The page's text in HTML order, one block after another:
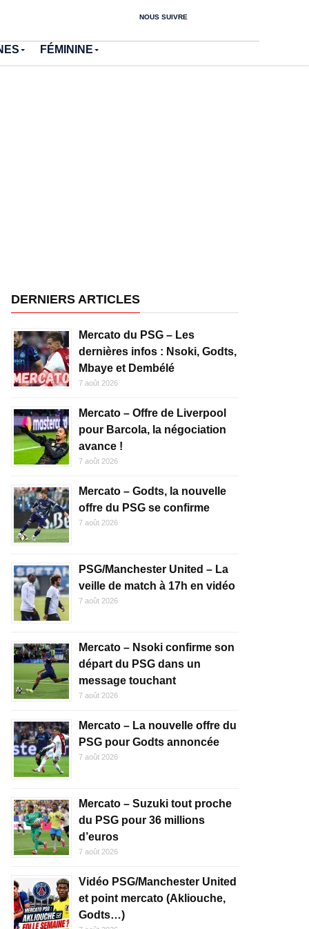
NOUS SUIVRE
FÉMININE
DERNIERS ARTICLES
Mercato du PSG – Les
dernières infos : Nsoki, Godts,
Mbaye et Dembélé
7 août 2026
Mercato – Offre de Liverpool
pour Barcola, la négociation
avance !
7 août 2026
Mercato – Godts, la nouvelle
offre du PSG se confirme
7 août 2026
PSG/Manchester United – La
veille de match à 17h en vidéo
7 août 2026
Mercato – Nsoki confirme son
départ du PSG dans un
message touchant
7 août 2026
Mercato – La nouvelle offre du
PSG pour Godts annoncée
7 août 2026
Mercato – Suzuki tout proche
du PSG pour 36 millions
d’euros
7 août 2026
Vidéo PSG/Manchester United
et point mercato (Akliouche,
Godts…)